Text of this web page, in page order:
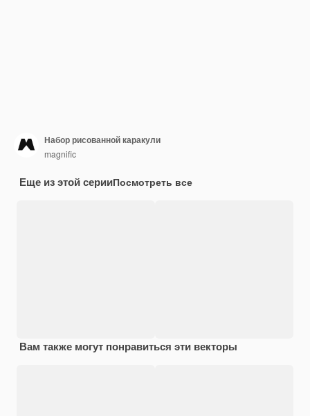
Набор рисованной каракули
magnific
Еще из этой серииПосмотреть все
Вам также могут понравиться эти векторы